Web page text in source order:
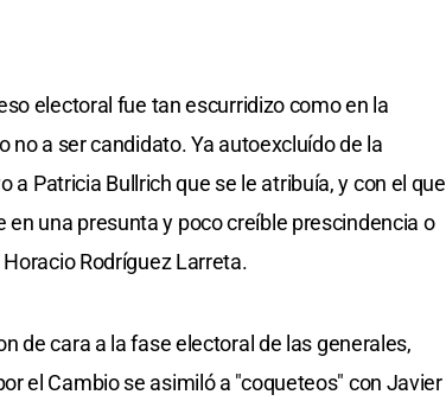
electoral fue tan escurridizo como en la
no a ser candidato. Ya autoexcluído de la
Patricia Bullrich que se le atribuía, y con el que
una presunta y poco creíble prescindencia o
Rodríguez Larreta.
de cara a la fase electoral de las generales,
el Cambio se asimiló a "coqueteos" con Javier